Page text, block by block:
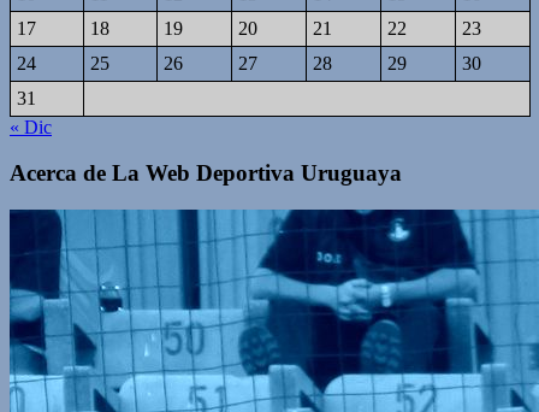
17
18 19 20 21 22
23
24
25 26 27 28 29
30
31
« Dic
Acerca de La Web Deportiva Uruguaya